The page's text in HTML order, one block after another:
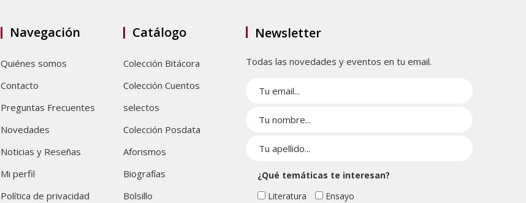
Navegación
Quiénes somos
Contacto
Preguntas Frecuentes
Novedades
Noticias y Reseñas
Mi perfil
Política de privacidad
Catálogo
Colección Bitácora
Colección Cuentos
selectos
Colección Posdata
Aforismos
Biografías
Bolsillo
Newsletter
Todas las novedades y eventos en tu email.
¿Qué temáticas te interesan?
Literatura
Ensayo